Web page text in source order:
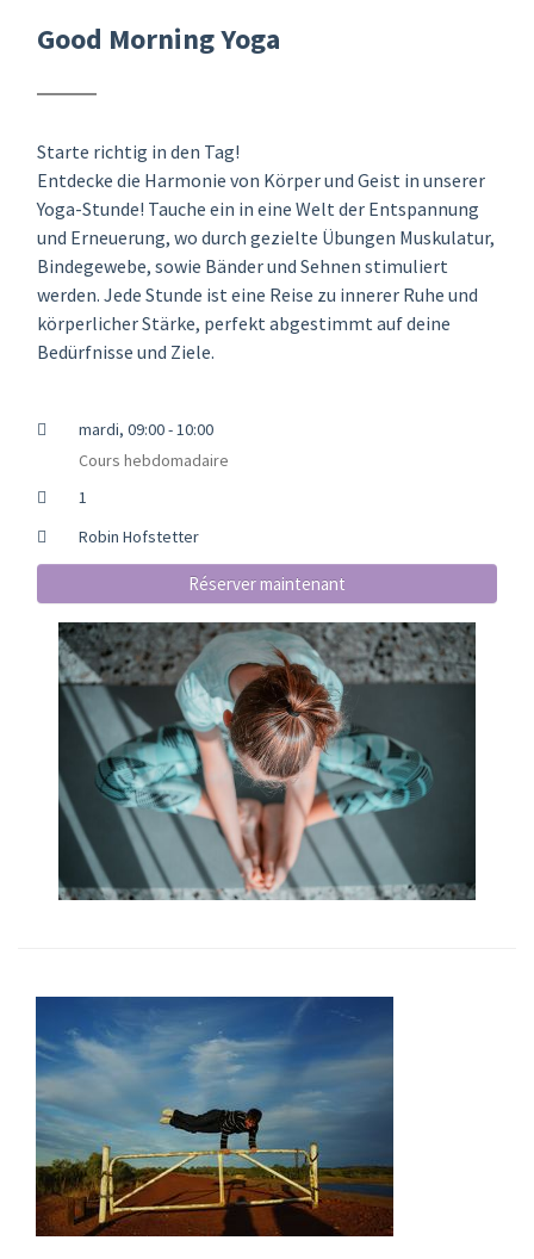
Good Morning Yoga
Starte richtig in den Tag!
Entdecke die Harmonie von Körper und Geist in unserer
Yoga-Stunde! Tauche ein in eine Welt der Entspannung
und Erneuerung, wo durch gezielte Übungen Muskulatur,
Bindegewebe, sowie Bänder und Sehnen stimuliert
werden. Jede Stunde ist eine Reise zu innerer Ruhe und
körperlicher Stärke, perfekt abgestimmt auf deine
Bedürfnisse und Ziele.
mardi, 09:00 - 10:00
Cours hebdomadaire
1
Robin Hofstetter
Réserver maintenant